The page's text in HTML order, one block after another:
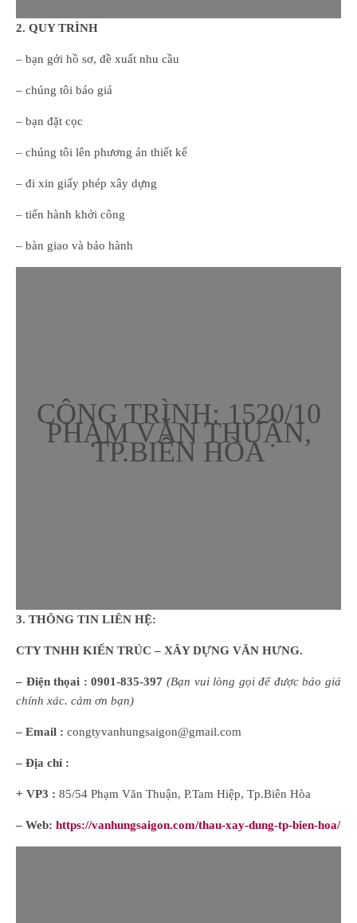
2. QUY TRÌNH
– bạn gởi hồ sơ, đề xuất nhu cầu
– chúng tôi báo giá
– bạn đặt cọc
– chúng tôi lên phương án thiết kế
– đi xin giấy phép xây dựng
– tiến hành khởi công
– bàn giao và bảo hành
CÔNG TRÌNH: 1520/10
PHẠM VĂN THUẬN,
TP.BIÊN HÒA
3. THÔNG TIN LIÊN HỆ:
CTY TNHH KIẾN TRÚC – XÂY DỰNG VĂN HƯNG.
– Điện thọai : 0901-835-397 (Bạn vui lòng gọi để được báo giá
chính xác. cảm ơn bạn)
– Email : congtyvanhungsaigon@gmail.com
– Địa chỉ :
+ VP3 : 85/54 Phạm Văn Thuận, P.Tam Hiệp, Tp.Biên Hòa
– Web: https://vanhungsaigon.com/thau-xay-dung-tp-bien-hoa/